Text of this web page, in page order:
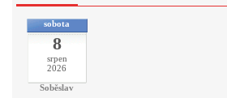
sobota
8
srpen
2026
Soběslav